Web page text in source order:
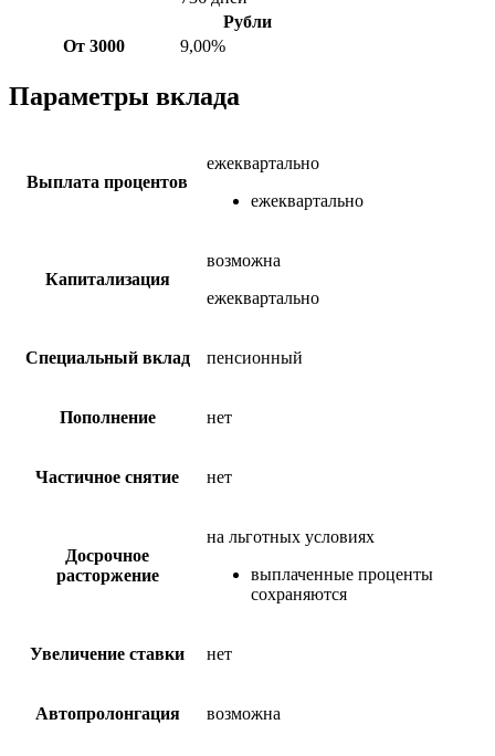
Рубли
От 3000
9,00%
Параметры вклада
Выплата процентов
ежеквартально
ежеквартально
Капитализация
возможна
ежеквартально
Специальный вклад пенсионный
Пополнение нет
Частичное снятие нет
Досрочное
расторжение
на льготных условиях
выплаченные проценты
сохраняются
Увеличение ставки нет
Автопролонгация возможна